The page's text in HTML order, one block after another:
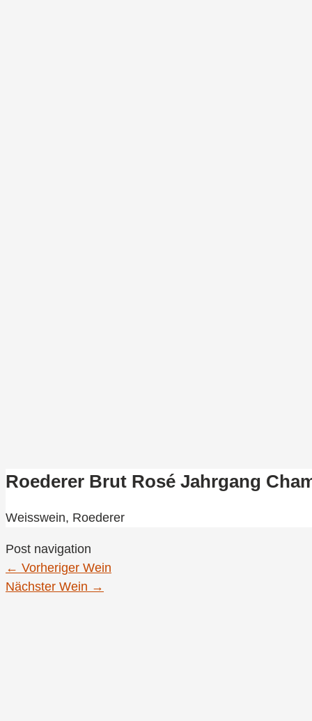
Roederer Brut Rosé Jahrgang
Weisswein, Roederer
Post navigation
← Vorheriger Wein
Nächster Wein →